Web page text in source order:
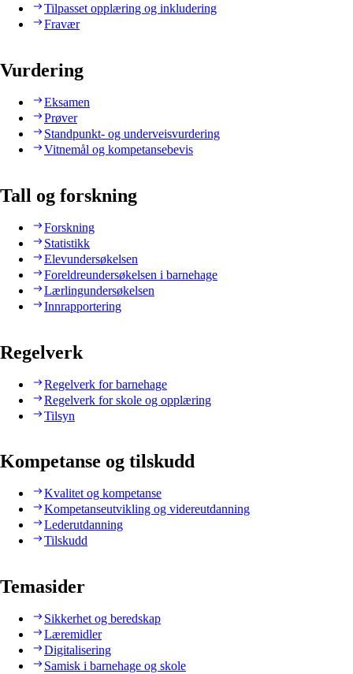
Tilpasset opplæring og inkludering
Fravær
Vurdering
Eksamen
Prøver
Standpunkt- og underveisvurdering
Vitnemål og kompetansebevis
Tall og forskning
Forskning
Statistikk
Elevundersøkelsen
Foreldreundersøkelsen i barnehage
Lærlingundersøkelsen
Innrapportering
Regelverk
Regelverk for barnehage
Regelverk for skole og opplæring
Tilsyn
Kompetanse og tilskudd
Kvalitet og kompetanse
Kompetanseutvikling og videreutdanning
Lederutdanning
Tilskudd
Temasider
Sikkerhet og beredskap
Læremidler
Digitalisering
Samisk i barnehage og skole